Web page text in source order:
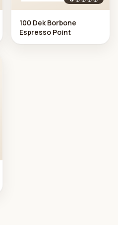
100 Dek Borbone
Espresso Point